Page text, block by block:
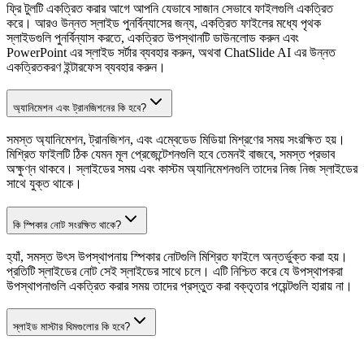
ফ্রি টুলটি একত্রিত করার আগে আপনি যেভাবে সাজান সেভাবে ফাইলগুলি একত্রিত
করে। আরও উন্নত স্লাইড পুনর্বিন্যাসের জন্য, একত্রিত ফাইলের মধ্যে পৃথক
স্লাইডগুলি পুনর্বিন্যাস করতে, একত্রিত উপস্থানটি ডাউনলোড করুন এবং
PowerPoint এর স্লাইড সর্টার ব্যবহার করুন, অথবা ChatSlide AI এর উন্নত
একত্রিতকরণ ইন্টারফেস ব্যবহার করুন।
অ্যানিমেশন এবং ট্রানজিশনের কি হবে?
সমস্ত অ্যানিমেশন, ট্রানজিশন, এবং এম্বেডেড মিডিয়া মিশ্রণের সময় সংরক্ষিত হয়।
মিশ্রিত ফাইলটি ঠিক যেমন মূল প্রেজেন্টেশনগুলি হবে তেমনই বাজবে, সমস্ত প্রভাব
অক্ষুণ্ন থাকবে। স্লাইডের সময় এবং কাস্টম অ্যানিমেশনগুলি তাদের নিজ নিজ স্লাইডের
সাথে যুক্ত থাকে।
কি স্পিকার নোট সংরক্ষিত থাকে?
হ্যাঁ, সমস্ত উৎস উপস্থাপনায় স্পিকার নোটগুলি মিশ্রিত ফাইলে অন্তর্ভুক্ত করা হয়।
প্রতিটি স্লাইডের নোট সেই স্লাইডের সাথে চলে। এটি নিশ্চিত করে যে উপস্থাপকরা
উপস্থাপনাগুলি একত্রিত করার সময় তাদের প্রস্তুত করা বক্তৃতার পয়েন্টগুলি হারায় না।
স্লাইড মাস্টার থিমগুলোর কি হবে?